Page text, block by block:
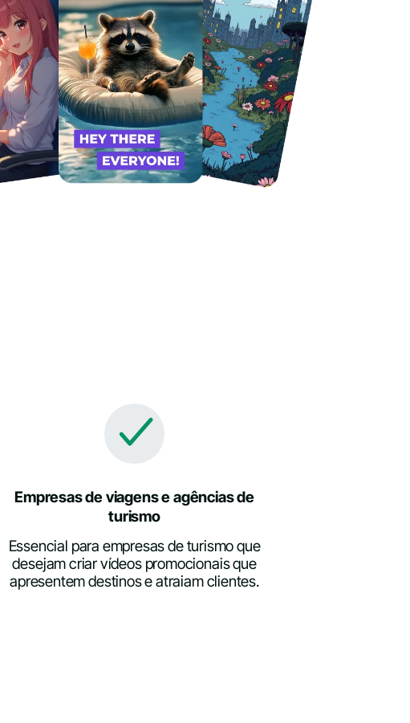
Empresas de viagens e agências de
turismo
Essencial para empresas de turismo que
desejam criar vídeos promocionais que
apresentem destinos e atraiam clientes.